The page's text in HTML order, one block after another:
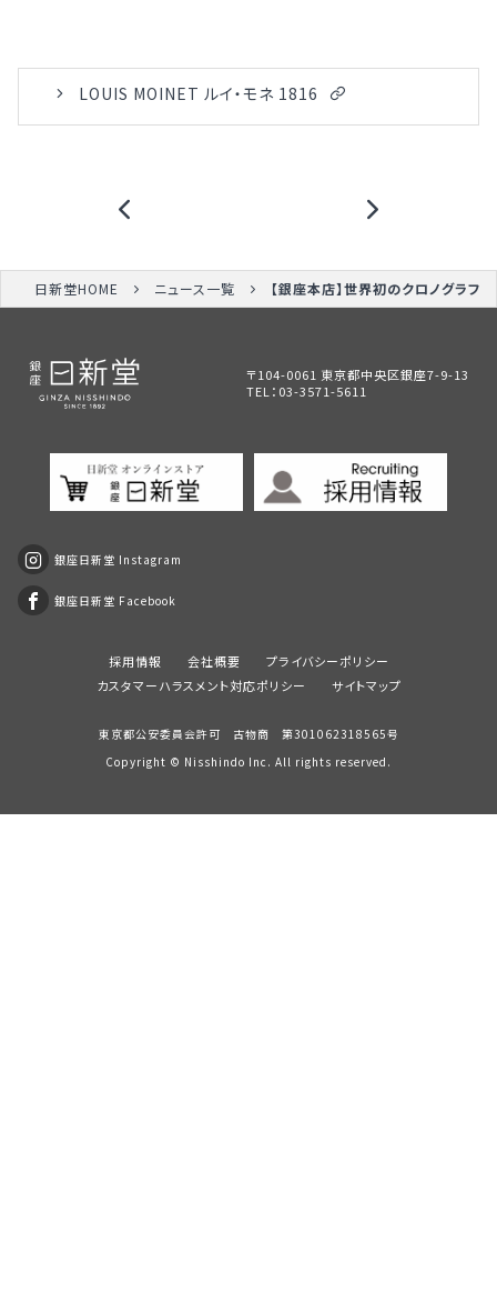
LOUIS MOINET ルイ・モネ 1816
日新堂HOME ニュース一覧 【銀座本店】世界初のクロノグラフ
〒104-0061 東京都中央区銀座7-9-13
TEL： 03-3571-5611
銀座日新堂 Instagram
銀座日新堂 Facebook
採用情報 会社概要
プライバシーポリシー
カスタマーハラスメント対応ポリシー
サイトマップ
東京都公安委員会許可 古物商 第301062318565号
Copyright © Nisshindo Inc. All rights reserved.